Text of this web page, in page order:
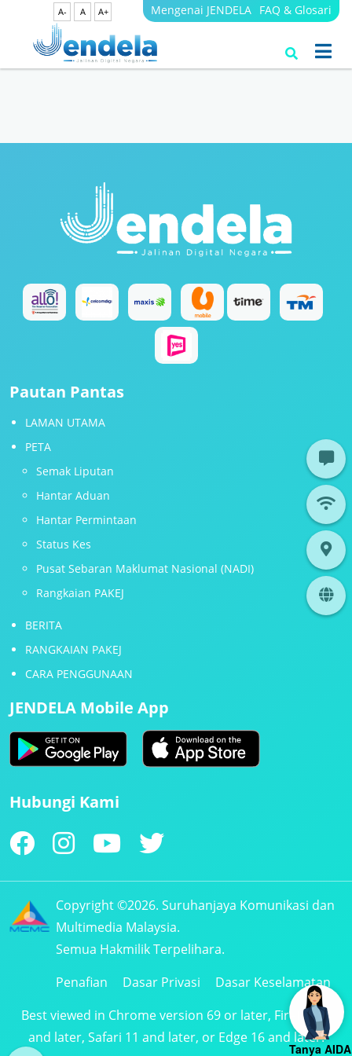
A- A A+ Mengenai JENDELA FAQ & Glosari
Search Results
Pautan Pantas
LAMAN UTAMA
PETA
Semak Liputan
Hantar Aduan
Hantar Permintaan
Status Kes
Pusat Sebaran Maklumat Nasional (NADI)
Rangkaian PAKEJ
BERITA
RANGKAIAN PAKEJ
CARA PENGGUNAAN
JENDELA Mobile App
Hubungi Kami
Copyright ©2026. Suruhanjaya Komunikasi dan
Multimedia Malaysia.
Semua Hakmilik Terpelihara.
Penafian
Dasar Privasi
Dasar Keselamatan
Best viewed in Chrome version 69 or later, Firefox 61
and later, Safari 11 and later, or Edge 16 and later.